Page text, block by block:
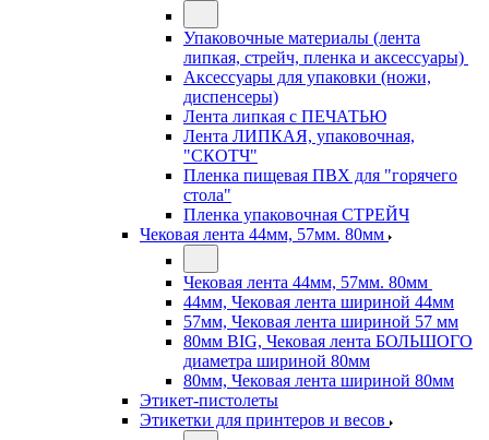
Упаковочные материалы (лента
липкая, стрейч, пленка и аксессуары)
Аксессуары для упаковки (ножи,
диспенсеры)
Лента липкая с ПЕЧАТЬЮ
Лента ЛИПКАЯ, упаковочная,
"СКОТЧ"
Пленка пищевая ПВХ для "горячего
стола"
Пленка упаковочная СТРЕЙЧ
Чековая лента 44мм, 57мм. 80мм
Чековая лента 44мм, 57мм. 80мм
44мм, Чековая лента шириной 44мм
57мм, Чековая лента шириной 57 мм
80мм BIG, Чековая лента БОЛЬШОГО
диаметра шириной 80мм
80мм, Чековая лента шириной 80мм
Этикет-пистолеты
Этикетки для принтеров и весов